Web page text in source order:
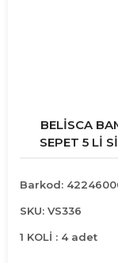
BELİSCA
SEPET 5 Lİ
Barkod:
SKU: VS336
1 KOLİ : 4 adet